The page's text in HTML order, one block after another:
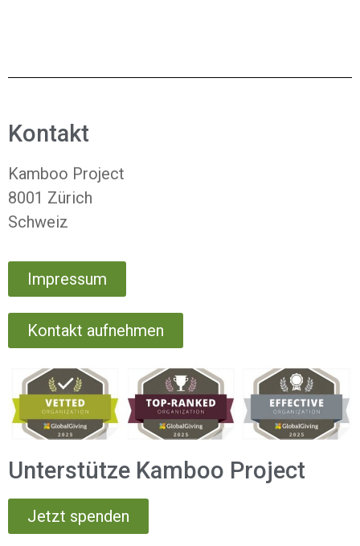
Kontakt
Kamboo Project
8001 Zürich
Schweiz
Impressum
Kontakt aufnehmen
Unterstütze Kamboo Project
Jetzt spenden